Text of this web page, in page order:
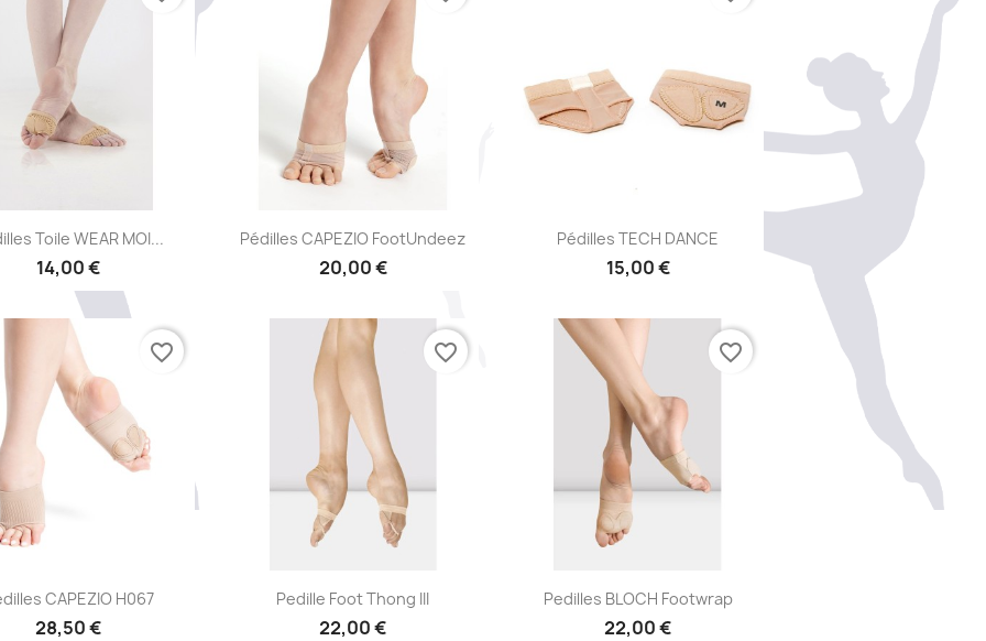
Aperçu rapide
Toile WEAR MOI...
14,00 €
Aperçu rapide
Pédilles CAPEZIO FootUndeez
20,00 €
Aperçu rapide
Pédilles TECH DANCE
15,00 €
Aperçu rapide
CAPEZIO H067
28,50 €
favorite_border
Aperçu rapide
Pedille Foot Thong III
22,00 €
favorite_border
Aperçu rapide
Pedilles BLOCH Footwrap
22,00 €
favorite_border